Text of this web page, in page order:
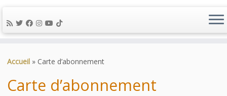
auAccueil » Carte d’abonnement
Carte d’abonnement